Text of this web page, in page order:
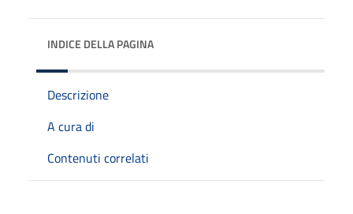
INDICE DELLA PAGINA
Descrizione
A cura di
Contenuti correlati